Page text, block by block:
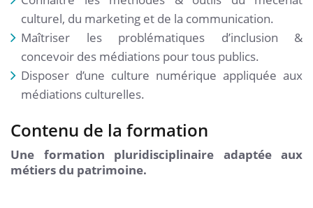
culturel, du marketing et de la communication.
Maîtriser les problématiques d’inclusion &
concevoir des médiations pour tous publics.
Disposer d’une culture numérique appliquée aux
médiations culturelles.
Contenu de la formation
Une formation pluridisciplinaire adaptée aux
métiers du patrimoine.